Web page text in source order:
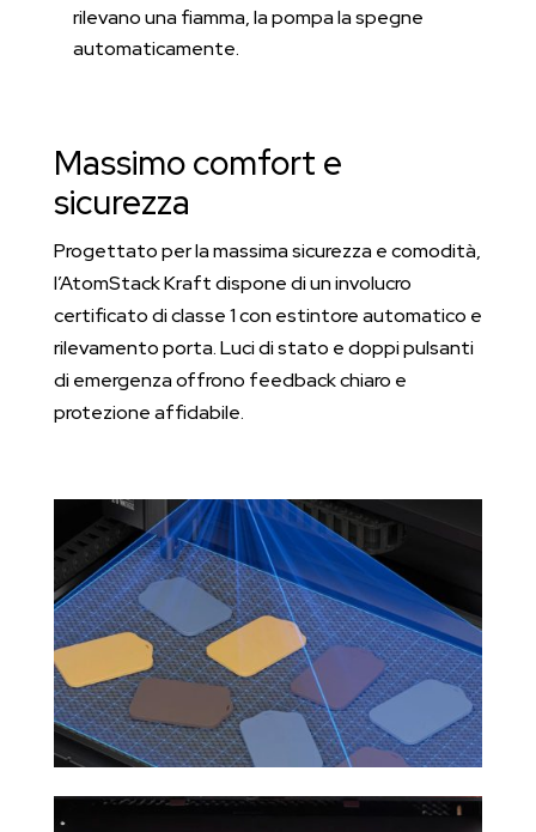
rilevano una fiamma, la pompa la spegne
automaticamente.
Massimo comfort e
sicurezza
Progettato per la massima sicurezza e comodità,
l’AtomStack Kraft dispone di un involucro
certificato di classe 1 con estintore automatico e
rilevamento porta. Luci di stato e doppi pulsanti
di emergenza offrono feedback chiaro e
protezione affidabile.